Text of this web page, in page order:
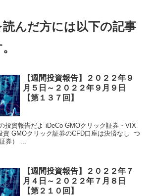
んだ方には以下の記事
【週間投資報告】２０２２年９
月５日～２０２２年９月９日
【第１３７回】
投資報告だよ iDeCo GMOクリック証券・VIX
資 GMOクリック証券のCFD口座は決済なし つ
券） ...
【週間投資報告】２０２２年７
月４日～２０２２年７月８日
【第２１０回】